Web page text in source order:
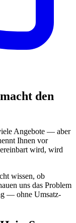
den
Angebote — aber
Ihnen vor
wird, wird
wissen, ob
uns das Problem
— ohne Umsatz-